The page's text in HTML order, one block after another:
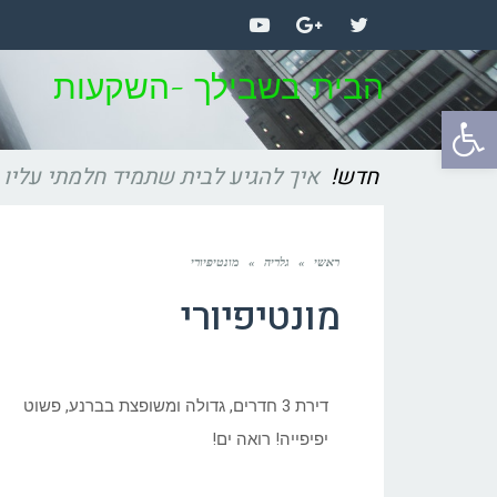
פתח
סרגל
Twitter
Google+
YouTube
הבית בשבילך -השקעות
חדש! איך להגיע לבית שתמיד חלמתי עליו
ראשי » גלריה » מונטיפיורי
מונטיפיורי
דירת 3 חדרים, גדולה ומשופצת בברנע, פשוט
יפיפייה! רואה ים!